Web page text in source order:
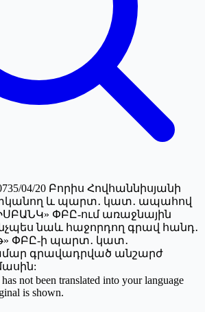
04/20 Բորիս Հովհաննիսյանի
և պարտ․ կատ․ ապահով
ՓԲԸ-ում առաջնային
նաև հաջորդող գրավ հանդ․
ՓԲԸ-ի պարտ․ կատ․
գրավադրված անշարժ
not been translated into your language
is shown.